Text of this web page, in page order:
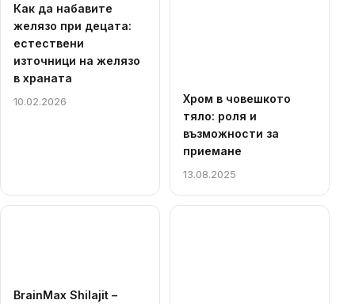
Как да набавите
желязо при децата:
естествени
източници на желязо
в храната
10.02.2026
Хром в човешкото
тяло: роля и
възможности за
приемане
13.08.2025
BrainMax Shilajit –